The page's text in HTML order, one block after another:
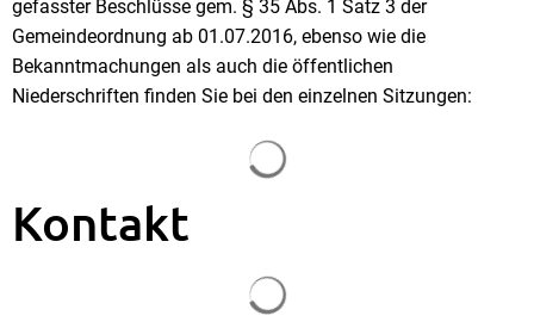
gefasster Beschlüsse gem. § 35 Abs. 1 Satz 3 der
Gemeindeordnung ab 01.07.2016, ebenso wie die
Bekanntmachungen als auch die öffentlichen
Niederschriften finden Sie bei den einzelnen Sitzungen:
Kontakt